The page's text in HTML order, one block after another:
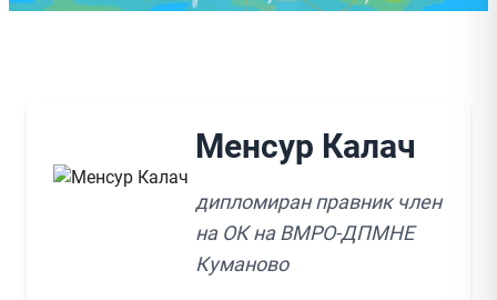
Менсур Калач
дипломиран правник член
на ОК на ВМРО-ДПМНЕ
Куманово